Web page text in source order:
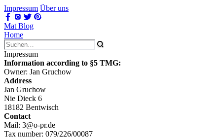
Impressum Über uns
Mat Blog
Home
Impressum
Information according to §5 TMG:
Owner: Jan Gruchow
Address
Jan Gruchow
Nie Dieck 6
18182 Bentwisch
Contact
Mail: 3@o-pr.de
Tax number: 079/226/00087